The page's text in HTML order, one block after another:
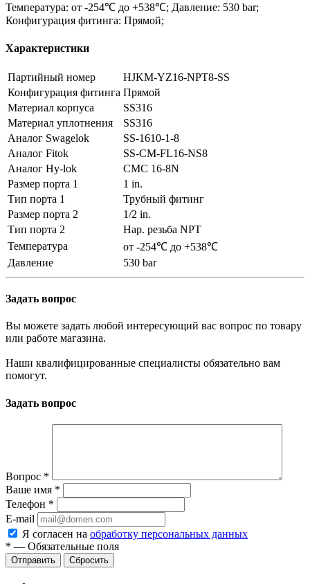
Температура: от -254℃ до +538℃; Давление: 530 bar;
Конфигурация фитинга: Прямой;
Характеристики
Партийный номер
HJKM-YZ16-NPT8-SS
Конфигурация фитинга Прямой
Материал корпуса
SS316
Материал уплотнения
SS316
Аналог Swagelok
SS-1610-1-8
Аналог Fitok
SS-CM-FL16-NS8
Аналог Hy-lok
CMC 16-8N
Размер порта 1
1 in.
Тип порта 1
Трубный фитинг
Размер порта 2
1/2 in.
Тип порта 2
Нар. резьба NPT
Температура
от -254℃ до +538℃
Давление
530 bar
Задать вопрос
Вы можете задать любой интересующий вас вопрос по товару
или работе магазина.
Наши квалифицированные специалисты обязательно вам
помогут.
Задать вопрос
Вопрос *
Ваше имя *
Телефон *
E-mail
Я согласен на обработку персональных данных
* — Обязательные поля
Сбросить